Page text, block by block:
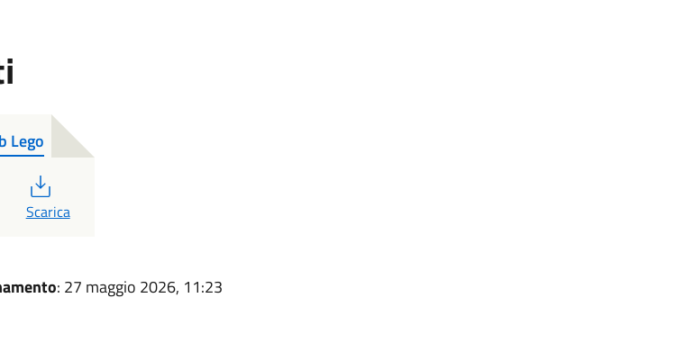
Lego
PDF
Scarica
: 27 maggio 2026, 11:23